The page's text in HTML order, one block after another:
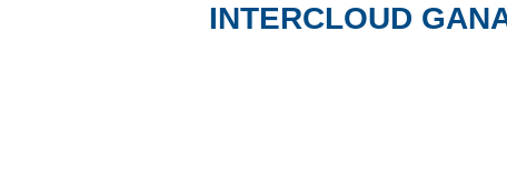
INTERCLOUD